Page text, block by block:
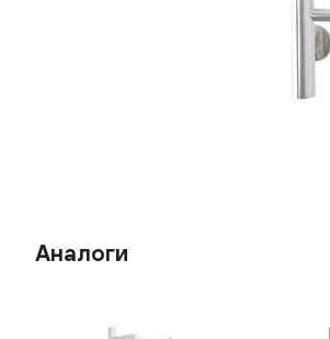
Аналоги